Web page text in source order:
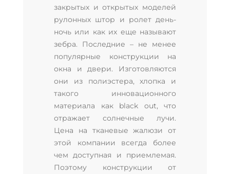
закрытых и открытых моделей
рулонных штор и ролет день-
ночь или как их еще называют
зебра. Последние – не менее
популярные конструкции на
окна и двери. Изготовляются
они из полиэстера, хлопка и
такого инновационного
материала как black out, что
отражает солнечные лучи.
Цена на тканевые жалюзи от
этой компании всегда более
чем доступная и приемлемая.
Поэтому конструкции от